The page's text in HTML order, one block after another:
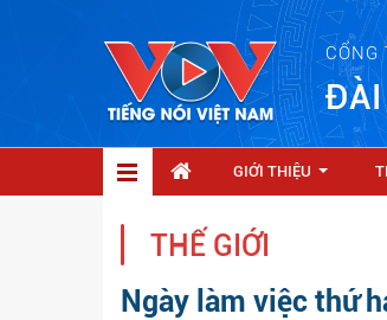
CỔNG
ĐÀI
GIỚI THIỆU
THẾ GIỚI
Ngày làm việc thứ